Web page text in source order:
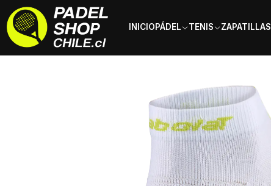
INICIOPÁDEL TENIS ZAPATILLAS
Inicio Ropa Hombre Calcetines